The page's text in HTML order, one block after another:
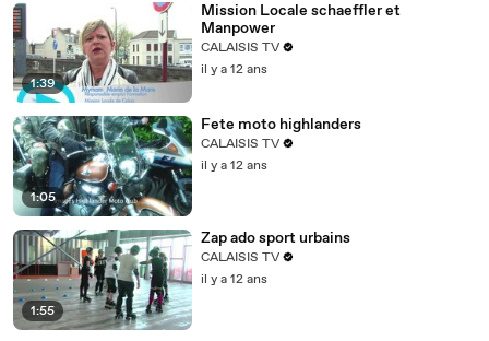
1:39
Mission Locale schaeffler et
Manpower
CALAISIS TV
il y a 12 ans
1:05
Fete moto highlanders
CALAISIS TV
il y a 12 ans
1:55
Zap ado sport urbains
CALAISIS TV
il y a 12 ans